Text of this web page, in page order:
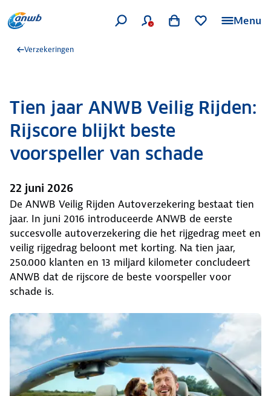
Menu
Verzekeringen
Tien jaar ANWB Veilig Rijden:
Rijscore blijkt beste
voorspeller van schade
22 juni 2026
De ANWB Veilig Rijden Autoverzekering bestaat tien
jaar. In juni 2016 introduceerde ANWB de eerste
succesvolle autoverzekering die het rijgedrag meet en
veilig rijgedrag beloont met korting. Na tien jaar,
250.000 klanten en 13 miljard kilometer concludeert
ANWB dat de rijscore de beste voorspeller voor
schade is.